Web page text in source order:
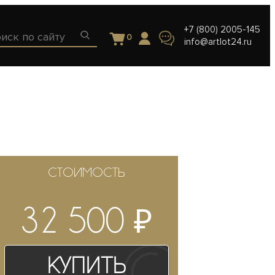
0
+7 (800) 2005-145
info@artlot24.ru
СТОИМОСТЬ
32 500₽
Купить